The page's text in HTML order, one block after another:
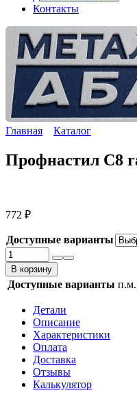
Контакты
Главная Каталог
Профнастил С8
772 ₽
Доступные варианты
Количество
товара
Профнастил
С8
6005
зеленый
В корзину
Доступные варианты п.м.
Детали
Описание
Характеристики
Оплата
Доставка
Отзывы
Калькулятор